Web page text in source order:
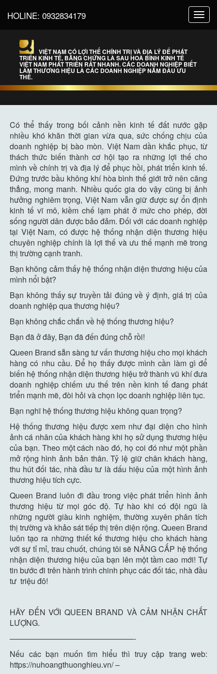
HOLINE: 0932834179
VIỆT NAM CÓ LỢI THẾ CHÍNH TRỊ VÀ ĐỊA LÝ ĐỂ PHÁT
TRIỂN KINH TẾ, BẰNG CHỨNG LÀ SAU HOÀ BÌNH KINH TẾ
VIỆT NAM PHÁT TRIỂN RẤT NHANH. CÁC DOANH NGHIỆP BIẾT
LÀM THƯƠNG HIỆU LÀ CÁC DOANH NGHIỆP NẮM ĐẦU ƯU
THẾ.
Có thể thấy trong bối cảnh nền kinh tế đất nước gặp
nhiều khó khăn thời gian vừa qua, sức chống chịu của
doanh nghiệp bị bào mòn. Việt Nam dần khắc phục, từ
thách thức biến thành cơ hội tạo ra những lợi thế cho
mình về chính trị và địa lý để phục hồi, phát triển kinh tế.
Đứng trước bầu không khí hòa bình thế giới trở nên căng
thẳng, mong manh. Nhiều quốc gia do vậy cũng bị ảnh
hưởng nghiêm trọng, Việt Nam vẫn giữ được sự ổn định
kinh tế vĩ mô, kiềm chế lạm phát ở mức cho phép, đời
sống người dân được bảo đảm. Đối với các doanh nghiệp
tại Việt Nam, có được hệ thống nhận diện thương hiệu
chuyên nghiệp chính là lợi thế và ưu thế mạnh mẽ trong
thị trường cạnh tranh.
Bạn không cảm thấy hệ thống nhận diện thương hiệu của
mình nổi bật?
Bạn không thấy sự truyền tải đúng về ý định, giá trị của
doanh nghiệp qua thương hiệu?
Bạn không chắc chắn về hệ thống thương hiệu?
Bạn đã ở đây, Bạn đã đến đúng chỗ rồi!
Queen Brand sẵn sàng tư vấn thương hiệu cho mọi khách
hàng có nhu cầu. Để họ thấy được mình cần làm gì để
biến hệ thống nhận diện thương hiệu trở thành vũ khí đưa
doanh nghiệp chiếm ưu thế trên nền kinh tế đang phát
triển mạnh mẽ, đòi hỏi và chọn lọc doanh nghiệp liên tục.
Bạn nghĩ hệ thống thương hiệu không quan trọng?
Hệ thống thương hiệu được xem như đại diện cho hình
ảnh cá nhân của khách hàng khi họ sử dụng thương hiệu
của bạn. Theo một cách nào đó, họ coi đó như một phần
mở rộng hình ảnh bản thân. Tỷ lệ giữ chân khách hàng,
thu hút đối tác, nhà đầu tư là dấu hiệu của một hình ảnh
thương hiệu tích cực.
Queen Brand luôn đi đầu trong việc phát triển hình ảnh
thương hiệu từ mọi góc độ. Tự hào khi có đội ngũ là
những người giàu kinh nghiệm, thường xuyên phân tích
thị trường và khảo sát tiếp thị trên diện rộng. Queen Brand
luôn tạo ra những thiết kế thương hiệu cho khách hàng
với sự tỉ mỉ, trau chuốt, chúng tôi sẽ NÂNG CẤP hệ thống
nhận diện thương hiệu của bạn lên một tầm cao mới! Tự
tin bước đi trên hành trình chinh phục các đối tác, nhà đầu
tư triệu đô!
HÃY ĐẾN VỚI QUEEN BRAND VÀ CẢM NHẬN CHẤT
LƯỢNG.
————————————————-
Nếu các bạn muốn tìm hiểu thì truy cập trang web:
https://nuhoangthuonghieu.vn/ –